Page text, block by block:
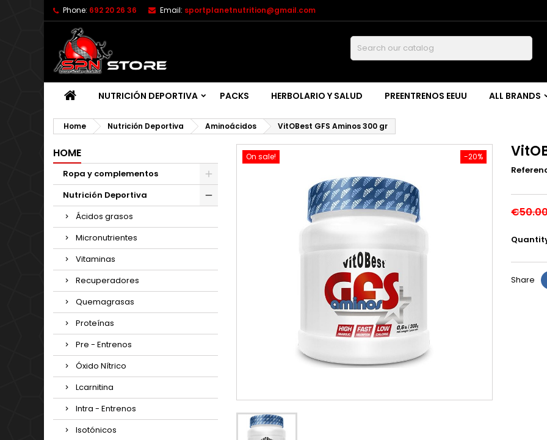
Phone: 692 20 26 36 Email: sportplanetnutrition@gmail.com
Buscar
NUTRICIÓN DEPORTIVA PACKS HERBOLARIO Y SALUD PREENTRENOS EEUU ALL BRANDS
Home Nutrición Deportiva Aminoácidos VitOBest GFS Aminos 300 gr
HOME
Ropa y complementos
Nutrición Deportiva
Ácidos grasos
Micronutrientes
Vitaminas
Recuperadores
Quemagrasas
Proteínas
Pre - Entrenos
Óxido Nítrico
Lcarnitina
Intra - Entrenos
Isotónicos
-20%
On sale!
Share